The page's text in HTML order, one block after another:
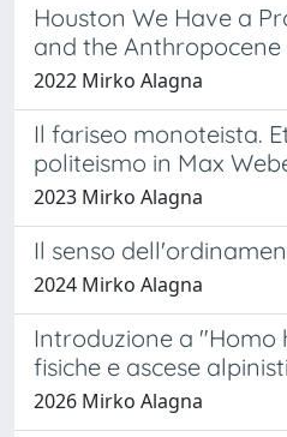
Houston We Have a
and the Anthropocene
2022 Mirko Alagna
Il fariseo monoteista.
politeismo in Max
2023 Mirko Alagna
Il senso
2024 Mirko Alagna
Introduzione a "Homo
fisiche e ascese
2026 Mirko Alagna